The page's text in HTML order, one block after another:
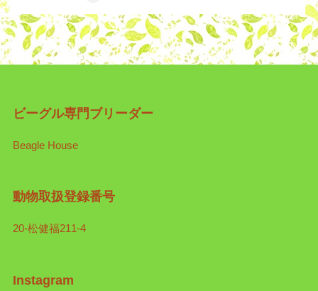
ビーグル専門ブリーダー
Beagle House
動物取扱登録番号
20-松健福211-4
Instagram